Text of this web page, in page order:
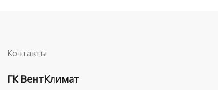
Контакты
ГК ВентКлимат